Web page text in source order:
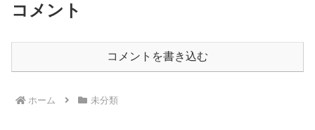
コメント
コメントを書き込む
ホーム 未分類